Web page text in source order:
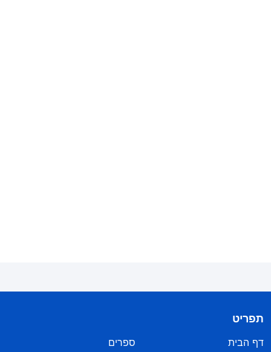
בהתרגשות, כשראתה עד כמה התחברתי לשיר: "את כל
השירים והריקודים האלה עיבדו והקליטו אחים ואחיות
תפריט
דף הבית
ספרים